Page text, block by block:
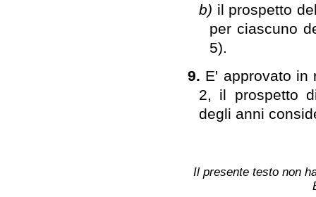
b) il prospetto
per ciascuno
5).
9. E' approvato in
2, il prospetto
degli anni
Il presente testo non